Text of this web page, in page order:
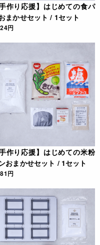
手作り応援】はじめての食パ
まかせセット / 1セット
円
手作り応援】はじめての米粉
おまかせセット / 1セット
円